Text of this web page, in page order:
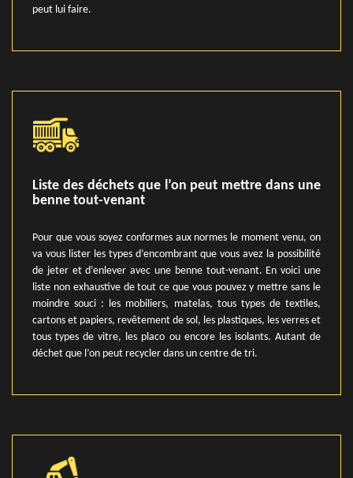
peut lui faire.
Liste des déchets que l’on peut mettre dans une
benne tout-venant
Pour que vous soyez conformes aux normes le moment venu, on
va vous lister les types d’encombrant que vous avez la possibilité
de jeter et d’enlever avec une benne tout-venant. En voici une
liste non exhaustive de tout ce que vous pouvez y mettre sans le
moindre souci : les mobiliers, matelas, tous types de textiles,
cartons et papiers, revêtement de sol, les plastiques, les verres et
tous types de vitre, les placo ou encore les isolants. Autant de
déchet que l’on peut recycler dans un centre de tri.